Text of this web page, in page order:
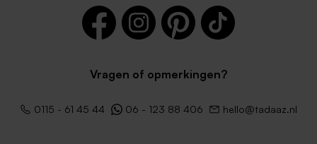
rechte klep
Vragen of opmerkingen?
0115 - 61 45 44 06 - 123 88 406 hello@tadaaz.nl